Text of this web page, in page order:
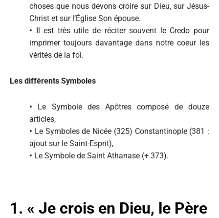
choses que nous devons croire sur Dieu, sur Jésus-
Christ et sur l’Église Son épouse.
• Il est très utile de réciter souvent le Credo pour
imprimer toujours davantage dans notre coeur les
vérités de la foi.
Les différents Symboles
• Le Symbole des Apôtres composé de douze
articles,
• Le Symboles de Nicée (325) Constantinople (381 :
ajout sur le Saint-Esprit),
• Le Symbole de Saint Athanase (+ 373).
1. « Je crois en Dieu, le Père